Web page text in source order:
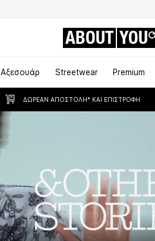
ABOUT YOU
Αξεσουάρ Streetwear Premium
ΔΩΡΕΆΝ ΑΠΟΣΤΟΛΉ* ΚΑΙ ΕΠΙΣΤΡΟΦΉ